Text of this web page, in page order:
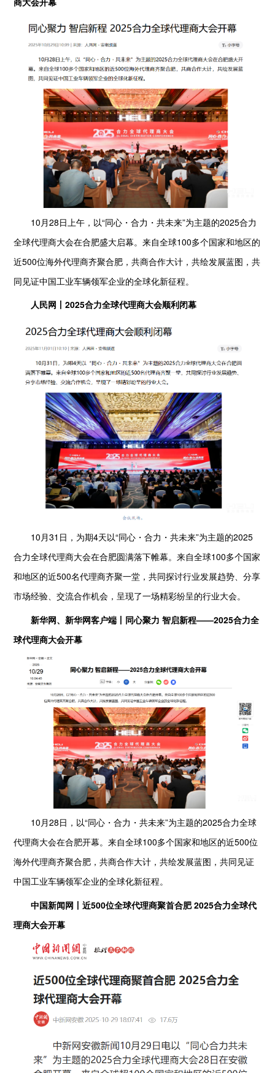
10月28日上午，以“同心・合力・共未来”为主题的2025合力
全球代理商大会在合肥盛大启幕。来自全球100多个国家和地区的
近500位海外代理商齐聚合肥，共商合作大计，共绘发展蓝图，共
同见证中国工业车辆领军企业的全球化新征程。
人民网丨2025合力全球代理商大会顺利闭幕
10月31日，为期4天以“同心・合力・共未来”为主题的2025
合力全球代理商大会在合肥圆满落下帷幕。来自全球100多个国家
和地区的近500名代理商齐聚一堂，共同探讨行业发展趋势、分享
市场经验、交流合作机会，呈现了一场精彩纷呈的行业大会。
新华网、新华网客户端丨同心聚力 智启新程——2025合力全
球代理商大会开幕
10月28日，以“同心・合力・共未来”为主题的2025合力全球
代理商大会在合肥开幕。来自全球100多个国家和地区的近500位
海外代理商齐聚合肥，共商合作大计，共绘发展蓝图，共同见证
中国工业车辆领军企业的全球化新征程。
中国新闻网丨近500位全球代理商聚首合肥 2025合力全球代
理商大会开幕